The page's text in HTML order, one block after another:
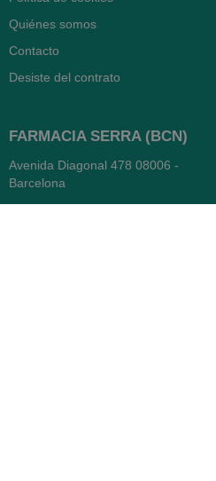
Quiénes somos
Contacto
Desiste del contrato
FARMACIA SERRA (BCN)
Avenida Diagonal 478 08006 -
Barcelona